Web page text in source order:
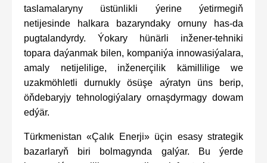
taslamalaryny üstünlikli ýerine ýetirmegiň
netijesinde halkara bazaryndaky ornuny has-da
pugtalandyrdy. Ýokary hünärli inžener-tehniki
topara daýanmak bilen, kompaniýa innowasiýalara,
amaly netijelilige, inženerçilik kämillilige we
uzakmöhletli durnukly ösüşe aýratyn üns berip,
öňdebaryjy tehnologiýalary ornaşdyrmagy dowam
edýär.
Türkmenistan «Çalık Enerji» üçin esasy strategik
bazarlaryň biri bolmagynda galýar. Bu ýerde